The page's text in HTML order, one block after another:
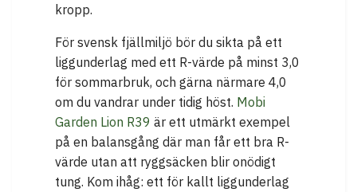
kropp.
För svensk fjällmiljö bör du sikta på ett
liggunderlag med ett R-värde på minst 3,0
för sommarbruk, och gärna närmare 4,0
om du vandrar under tidig höst. Mobi
Garden Lion R39 är ett utmärkt exempel
på en balansgång där man får ett bra R-
värde utan att ryggsäcken blir onödigt
tung. Kom ihåg: ett för kallt liggunderlag